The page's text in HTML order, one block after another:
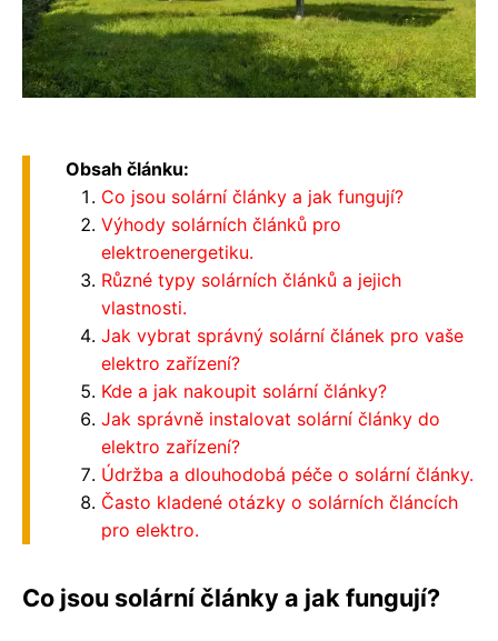
Obsah článku:
Co jsou solární články a jak fungují?
Výhody solárních článků pro
elektroenergetiku.
Různé typy solárních článků a jejich
vlastnosti.
Jak vybrat správný solární článek pro vaše
elektro zařízení?
Kde a jak nakoupit solární články?
Jak správně instalovat solární články do
elektro zařízení?
Údržba a dlouhodobá péče o solární články.
Často kladené otázky o solárních článcích
pro elektro.
Co jsou solární články a jak fungují?